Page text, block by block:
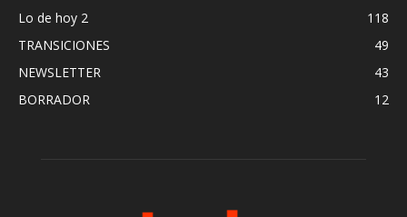
Lo de hoy 2
118
TRANSICIONES
49
NEWSLETTER
43
BORRADOR
12